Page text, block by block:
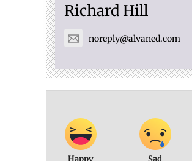
Richard Hill
noreply@alvaned.com
Happy Sad